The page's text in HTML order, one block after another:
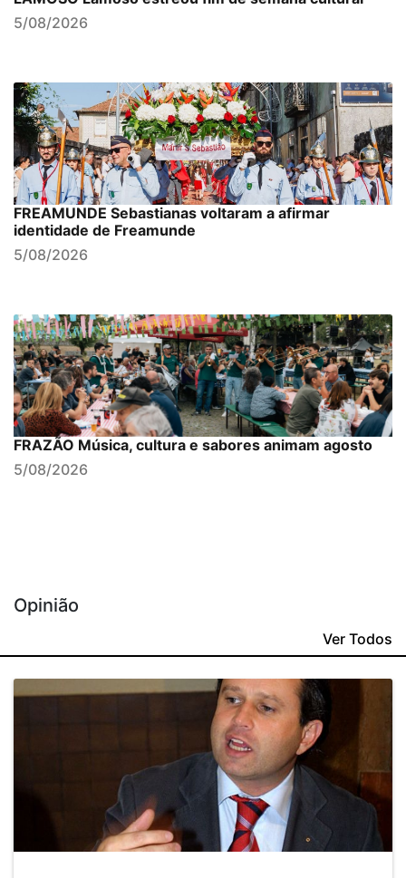
5/08/2026
FREAMUNDE Sebastianas voltaram a afirmar
identidade de Freamunde
5/08/2026
FRAZÃO Música, cultura e sabores animam agosto
5/08/2026
Opinião
Ver Todos